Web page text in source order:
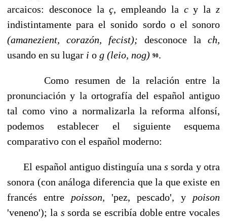
arcaicos: desconoce laç, empleando la cy laz
indistin­tamente para el sonido sordo o el sonoro
(amanezient, corazón, fecist); desconoce la ch,
usando en su lugar i o g (leio, nog) 90.
Como resumen de la relación entre la
pronunciación y la ortografía del español antiguo
tal como vino a normali­zarla la reforma alfonsí,
podemos establecer el siguiente esquema
comparativo con el español moderno:
El español antiguo distinguía una ssorda y otra
sonora (con análoga diferencia que la que existe en
francés entre poisson, 'pez, pescado', y poison
'veneno'); la ssorda se es­cribía doble entre vocales